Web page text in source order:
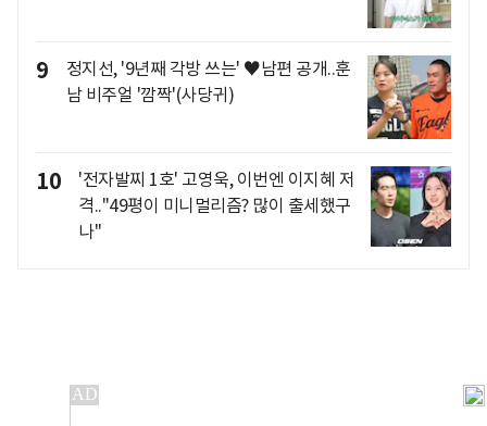
9
정지선, '9년째 각방 쓰는' ♥남편 공개..훈
남 비주얼 '깜짝'(사당귀)
10
'전자발찌 1호' 고영욱, 이번엔 이지혜 저
격.."49평이 미니멀리즘? 많이 출세했구
나"